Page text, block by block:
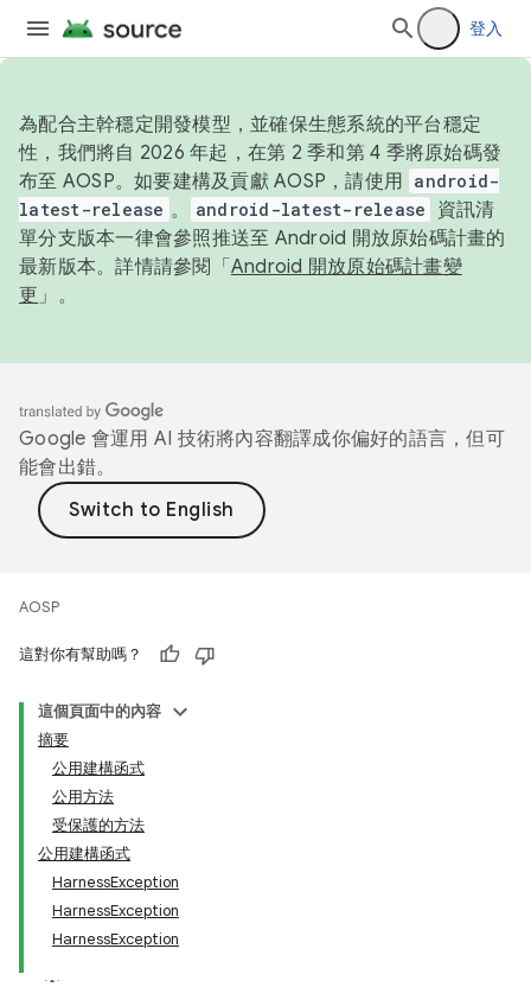
登入
為配合主幹穩定開發模型，並確保生態系統的平台穩定
性，我們將自 2026 年起，在第 2 季和第 4 季將原始碼發
布至 AOSP。如要建構及貢獻 AOSP，請使用 android-
latest-release 。 android-latest-release
資訊清
單分支版本一律會參照推送至 Android 開放原始碼計畫的
最新版本。詳情請參閱「 Android 開放原始碼計畫變
更 」。
Google 會運用 AI 技術將內容翻譯成你偏好的語言，但可
能會出錯。
AOSP
這對你有幫助嗎？
這個頁面中的內容
摘要
公用建構函式
公用方法
受保護的方法
公用建構函式
HarnessException
HarnessException
HarnessException